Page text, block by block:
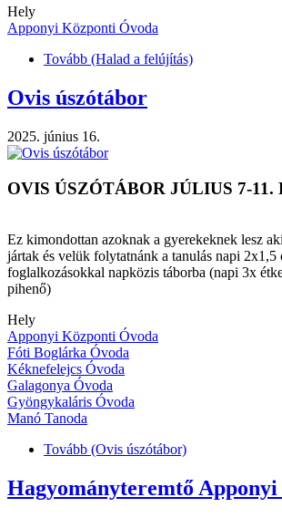
Hely
Apponyi Központi Óvoda
Tovább (Halad a felújítás)
Ovis úszótábor
2025. június 16.
OVIS ÚSZÓTÁBOR JÚLIUS 7-11.
Ez kimondottan azoknak a gyerekeknek lesz
jártak és velük folytatnánk a tanulás napi 2x1,5
foglalkozásokkal napközis táborba (napi 3x
pihenő)
Hely
Apponyi Központi Óvoda
Fóti Boglárka Óvoda
Kéknefelejcs Óvoda
Galagonya Óvoda
Gyöngykaláris Óvoda
Manó Tanoda
Tovább (Ovis úszótábor)
Hagyományteremtő Apponyi